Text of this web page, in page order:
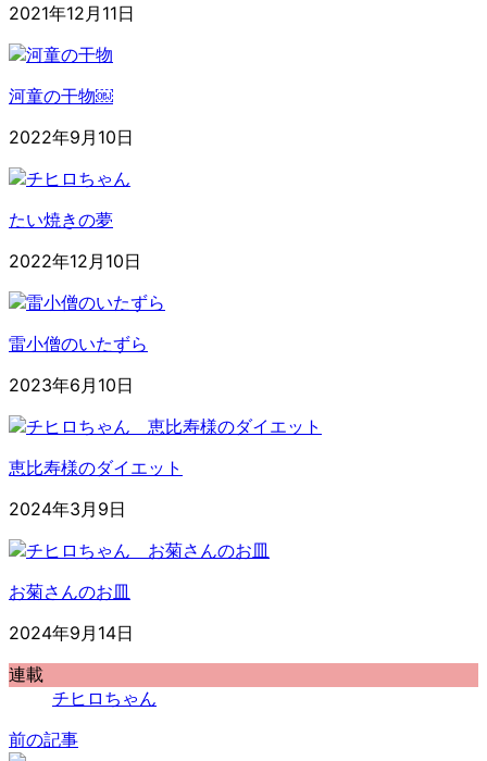
2021年12月11日
河童の干物￼
2022年9月10日
たい焼きの夢
2022年12月10日
雷小僧のいたずら
2023年6月10日
恵比寿様のダイエット
2024年3月9日
お菊さんのお皿
2024年9月14日
連載
チヒロちゃん
前の記事